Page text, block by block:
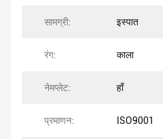
सामग्री: इस्पात
रंग: काला
नेमप्लेट: हाँ
प्रमाणन: ISO9001